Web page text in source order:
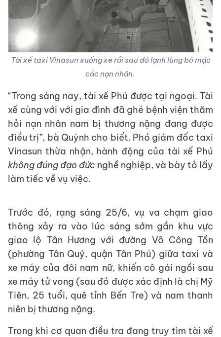
Tài xế taxi Vinasun xuống xe rồi sau đó lạnh lùng bỏ mặc
các nạn nhân.
“Trong sáng nay, tài xế Phú được tại ngoại. Tài
xế cùng với với gia đình đã ghé bệnh viện thăm
hỏi nạn nhân nam bị thương nặng đang được
điều trị”, bà Quỳnh cho biết. Phó giám đốc taxi
Vinasun thừa nhận, hành động của tài xế Phú
không đúng đạo đức nghề nghiệp, và bày tỏ lấy
làm tiếc về vụ việc.
Trước đó, rạng sáng 25/6, vụ va chạm giao
thông xảy ra vào lúc sáng sớm gần khu vực
giao lộ Tân Hương với đường Võ Công Tồn
(phường Tân Quý, quận Tân Phú) giữa taxi và
xe máy của đôi nam nữ, khiến cô gái ngồi sau
xe máy tử vong (sau đó được xác định là chị Mỹ
Tiên, 25 tuổi, quê tỉnh Bến Tre) và nam thanh
niên bị thương nặng.
Trong khi cơ quan điều tra đang truy tìm tài xế